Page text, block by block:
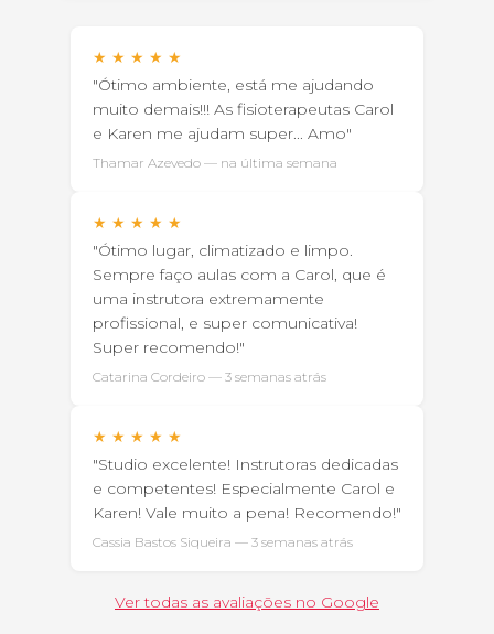
★ ★ ★ ★ ★
"Ótimo ambiente, está me ajudando
muito demais!!! As fisioterapeutas Carol
e Karen me ajudam super... Amo"
Thamar Azevedo — na última semana
★ ★ ★ ★ ★
"Ótimo lugar, climatizado e limpo.
Sempre faço aulas com a Carol, que é
uma instrutora extremamente
profissional, e super comunicativa!
Super recomendo!"
Catarina Cordeiro — 3 semanas atrás
★ ★ ★ ★ ★
"Studio excelente! Instrutoras dedicadas
e competentes! Especialmente Carol e
Karen! Vale muito a pena! Recomendo!"
Cassia Bastos Siqueira — 3 semanas atrás
Ver todas as avaliações no Google